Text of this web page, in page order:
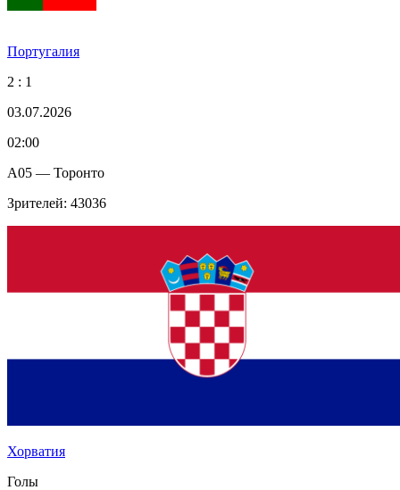
Португалия
2 : 1
03.07.2026
02:00
A05 — Торонто
Зрителей: 43036
Хорватия
Голы